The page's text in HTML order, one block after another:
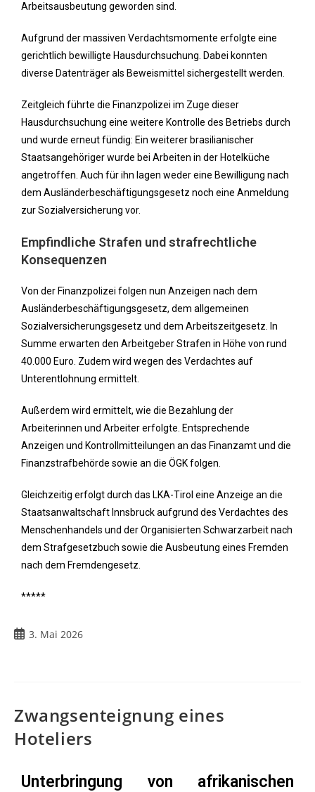
Arbeitsausbeutung geworden sind.
Aufgrund der massiven Verdachtsmomente erfolgte eine
gerichtlich bewilligte Hausdurchsuchung. Dabei konnten
diverse Datenträger als Beweismittel sichergestellt werden.
Zeitgleich führte die Finanzpolizei im Zuge dieser
Hausdurchsuchung eine weitere Kontrolle des Betriebs durch
und wurde erneut fündig: Ein weiterer brasilianischer
Staatsangehöriger wurde bei Arbeiten in der Hotelküche
angetroffen. Auch für ihn lagen weder eine Bewilligung nach
dem Ausländerbeschäftigungsgesetz noch eine Anmeldung
zur Sozialversicherung vor.
Empfindliche Strafen und strafrechtliche
Konsequenzen
Von der Finanzpolizei folgen nun Anzeigen nach dem
Ausländerbeschäftigungsgesetz, dem allgemeinen
Sozialversicherungsgesetz und dem Arbeitszeitgesetz. In
Summe erwarten den Arbeitgeber Strafen in Höhe von rund
40.000 Euro. Zudem wird wegen des Verdachtes auf
Unterentlohnung ermittelt.
Außerdem wird ermittelt, wie die Bezahlung der
Arbeiterinnen und Arbeiter erfolgte. Entsprechende
Anzeigen und Kontrollmitteilungen an das Finanzamt und die
Finanzstrafbehörde sowie an die ÖGK folgen.
Gleichzeitig erfolgt durch das LKA-Tirol eine Anzeige an die
Staatsanwaltschaft Innsbruck aufgrund des Verdachtes des
Menschenhandels und der Organisierten Schwarzarbeit nach
dem Strafgesetzbuch sowie die Ausbeutung eines Fremden
nach dem Fremdengesetz.
*****
3. Mai 2026
Zwangsenteignung eines
Hoteliers
Unterbringung von afrikanischen